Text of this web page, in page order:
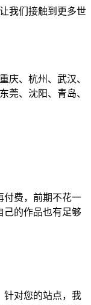
我们接触到更多世
庆、杭州、武汉、
莞、沈阳、青岛、
付费，前期不花一
己的作品也有足够
针对您的站点，我